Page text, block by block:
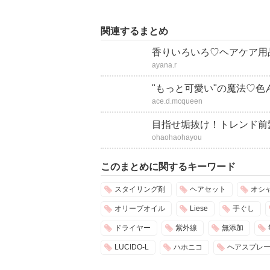
関連するまとめ
香りいろいろ♡ヘアケア用
ayana.r
"もっと可愛い"の魔法♡色
ace.d.mcqueen
目指せ垢抜け！トレンド
ohaohaohayou
このまとめに関するキーワード
スタイリング剤 ヘアセット オシ
オリーブオイル Liese 手ぐし
ドライヤー 紫外線 無添加
LUCIDO-L ハホニコ ヘアスプレー